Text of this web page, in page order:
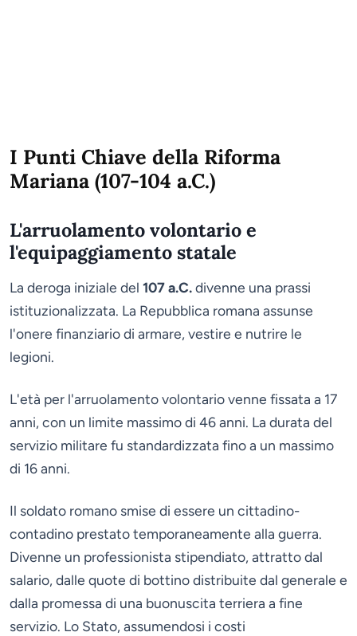
I Punti Chiave della Riforma
Mariana (107-104 a.C.)
L'arruolamento volontario e
l'equipaggiamento statale
La deroga iniziale del 107 a.C.divenne una prassi
istituzionalizzata. La Repubblica romana assunse
l'onere finanziario di armare, vestire e nutrire le
legioni.
L'età per l'arruolamento volontario venne fissata a 17
anni, con un limite massimo di 46 anni. La durata del
servizio militare fu standardizzata fino a un massimo
di 16 anni.
Il soldato romano smise di essere un cittadino-
contadino prestato temporaneamente alla guerra.
Divenne un professionista stipendiato, attratto dal
salario, dalle quote di bottino distribuite dal generale e
dalla promessa di una buonuscita terriera a fine
servizio. Lo Stato, assumendosi i costi